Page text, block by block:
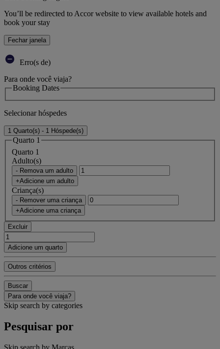
You’ll be redirected to Accor website to view available hotels and
book your stay
Fechar janela
Erro(s de)
Para onde você viaja?
Booking Dates
Selecionar hóspedes
1 Quarto(s) - 1 Hóspede(s)
Quarto 1
Quarto 1
Adulto(s)
- Remova um adulto
+Adicione um adulto
Criança(s)
- Remover uma criança
+Adicione uma criança
Excluir
Adicione um quarto
Outros critérios
Buscar
Para onde você viaja?
Skip search by categories
Pesquisar por
Skip search by Marcas